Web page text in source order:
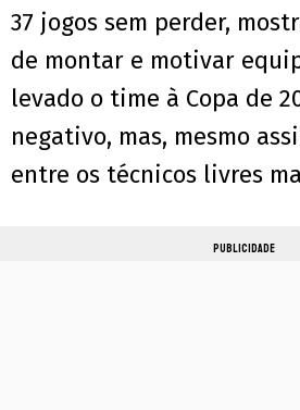
37 jogos sem perder,
de montar e motivar
levado o time à Copa de
negativo, mas, mesmo
entre os técnicos livres
PUBLICIDADE